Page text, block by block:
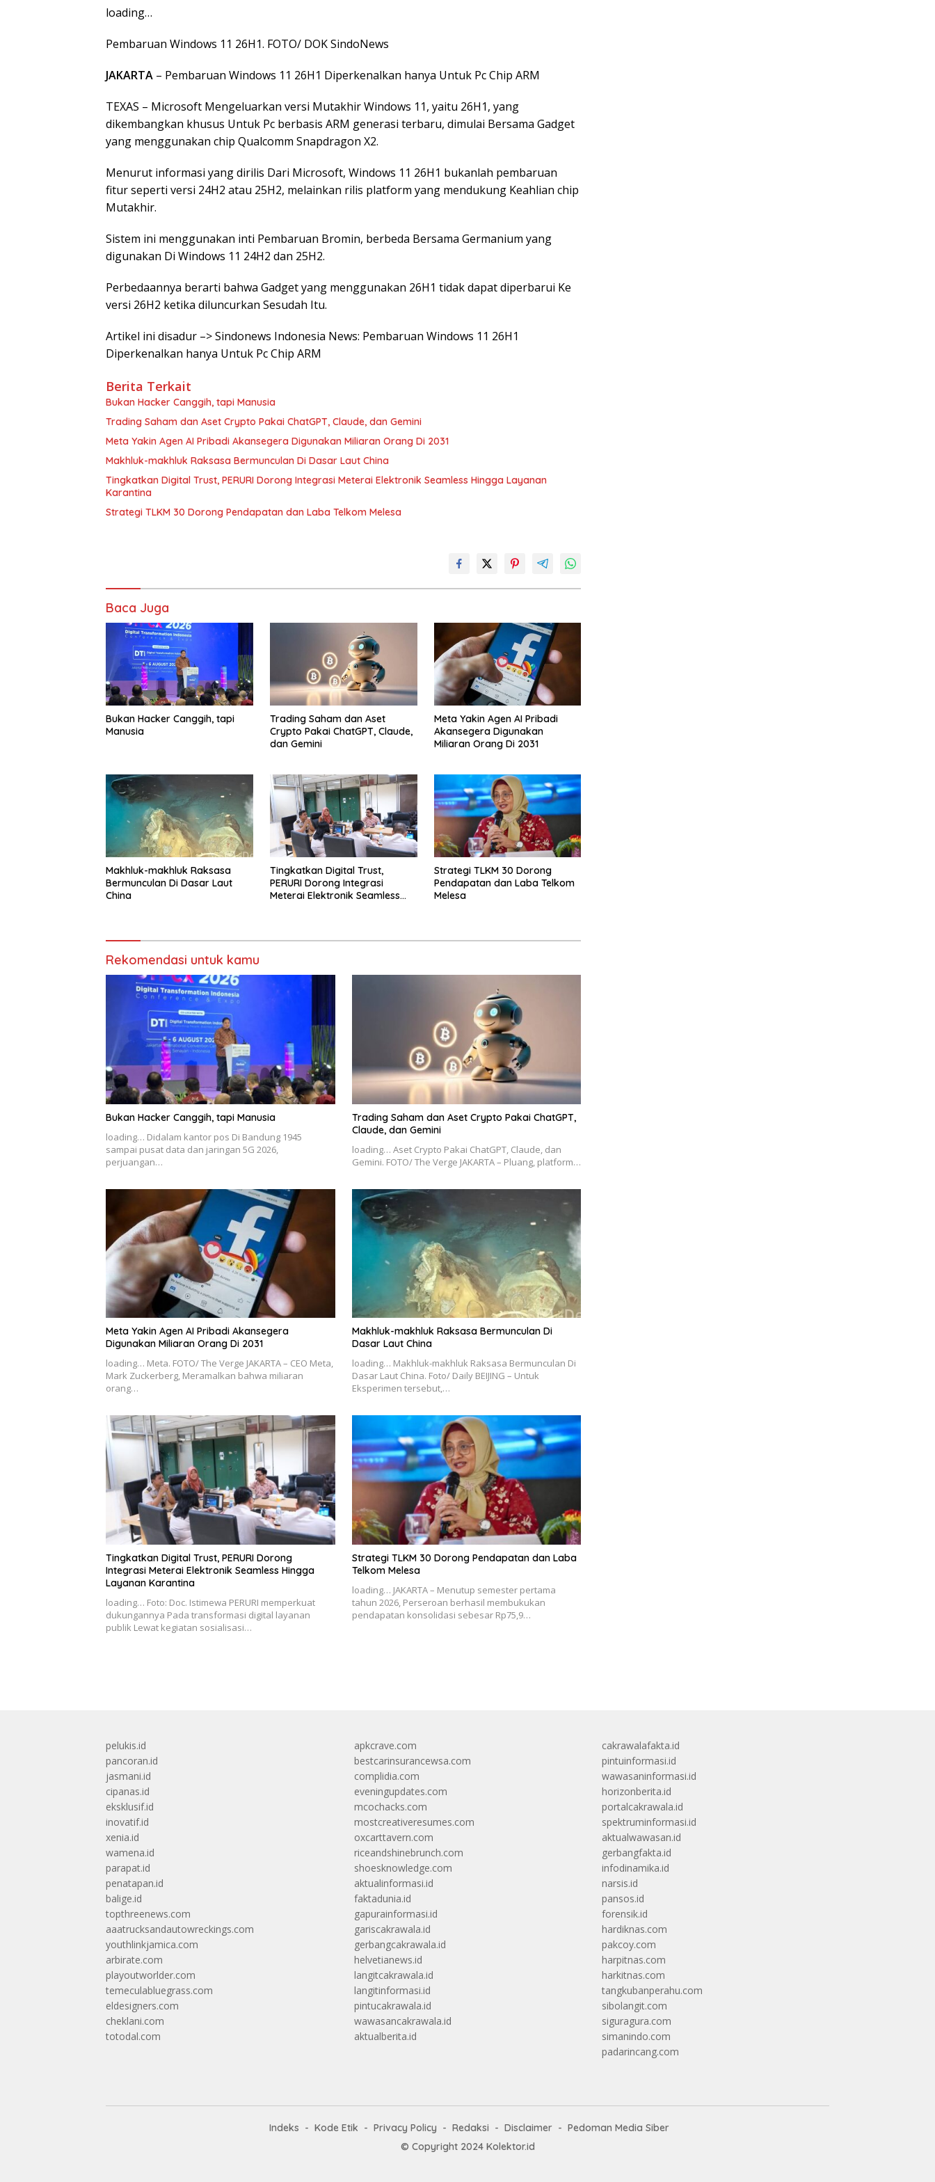
loading…
Pembaruan Windows 11 26H1. FOTO/ DOK SindoNews
JAKARTA – Pembaruan Windows 11 26H1 Diperkenalkan hanya Untuk Pc Chip ARM
TEXAS – Microsoft Mengeluarkan versi Mutakhir Windows 11, yaitu 26H1, yang
dikembangkan khusus Untuk Pc berbasis ARM generasi terbaru, dimulai Bersama Gadget
yang menggunakan chip Qualcomm Snapdragon X2.
Menurut informasi yang dirilis Dari Microsoft, Windows 11 26H1 bukanlah pembaruan
fitur seperti versi 24H2 atau 25H2, melainkan rilis platform yang mendukung Keahlian chip
Mutakhir.
Sistem ini menggunakan inti Pembaruan Bromin, berbeda Bersama Germanium yang
digunakan Di Windows 11 24H2 dan 25H2.
Perbedaannya berarti bahwa Gadget yang menggunakan 26H1 tidak dapat diperbarui Ke
versi 26H2 ketika diluncurkan Sesudah Itu.
Artikel ini disadur –> Sindonews Indonesia News: Pembaruan Windows 11 26H1
Diperkenalkan hanya Untuk Pc Chip ARM
Berita Terkait
Bukan Hacker Canggih, tapi Manusia
Trading Saham dan Aset Crypto Pakai ChatGPT, Claude, dan Gemini
Meta Yakin Agen AI Pribadi Akansegera Digunakan Miliaran Orang Di 2031
Makhluk-makhluk Raksasa Bermunculan Di Dasar Laut China
Tingkatkan Digital Trust, PERURI Dorong Integrasi Meterai Elektronik Seamless Hingga Layanan
Karantina
Strategi TLKM 30 Dorong Pendapatan dan Laba Telkom Melesa
Baca Juga
Bukan Hacker Canggih, tapi
Manusia
Trading Saham dan Aset
Crypto Pakai ChatGPT, Claude,
dan Gemini
Meta Yakin Agen AI Pribadi
Akansegera Digunakan
Miliaran Orang Di 2031
Makhluk-makhluk Raksasa
Bermunculan Di Dasar Laut
China
Tingkatkan Digital Trust,
PERURI Dorong Integrasi
Meterai Elektronik Seamless
Strategi TLKM 30 Dorong
Pendapatan dan Laba Telkom
Melesa
Rekomendasi untuk kamu
Bukan Hacker Canggih, tapi Manusia
loading… Didalam kantor pos Di Bandung 1945
sampai pusat data dan jaringan 5G 2026,
perjuangan…
Trading Saham dan Aset Crypto Pakai ChatGPT,
Claude, dan Gemini
loading… Aset Crypto Pakai ChatGPT, Claude, dan
Gemini. FOTO/ The Verge JAKARTA – Pluang, platform…
Meta Yakin Agen AI Pribadi Akansegera
Digunakan Miliaran Orang Di 2031
loading… Meta. FOTO/ The Verge JAKARTA – CEO Meta,
Mark Zuckerberg, Meramalkan bahwa miliaran
orang…
Makhluk-makhluk Raksasa Bermunculan Di
Dasar Laut China
loading… Makhluk-makhluk Raksasa Bermunculan Di
Dasar Laut China. Foto/ Daily BEIJING – Untuk
Eksperimen tersebut,…
Tingkatkan Digital Trust, PERURI Dorong
Integrasi Meterai Elektronik Seamless Hingga
Layanan Karantina
loading… Foto: Doc. Istimewa PERURI memperkuat
dukungannya Pada transformasi digital layanan
publik Lewat kegiatan sosialisasi…
Strategi TLKM 30 Dorong Pendapatan dan Laba
Telkom Melesa
loading… JAKARTA – Menutup semester pertama
tahun 2026, Perseroan berhasil membukukan
pendapatan konsolidasi sebesar Rp75,9…
pelukis.id
pancoran.id
jasmani.id
cipanas.id
eksklusif.id
inovatif.id
xenia.id
wamena.id
parapat.id
penatapan.id
balige.id
topthreenews.com
aaatrucksandautowreckings.com
youthlinkjamica.com
arbirate.com
playoutworlder.com
temeculabluegrass.com
eldesigners.com
cheklani.com
totodal.com
apkcrave.com
bestcarinsurancewsa.com
complidia.com
eveningupdates.com
mcochacks.com
mostcreativeresumes.com
oxcarttavern.com
riceandshinebrunch.com
shoesknowledge.com
aktualinformasi.id
faktadunia.id
gapurainformasi.id
gariscakrawala.id
gerbangcakrawala.id
helvetianews.id
langitcakrawala.id
langitinformasi.id
pintucakrawala.id
wawasancakrawala.id
aktualberita.id
cakrawalafakta.id
pintuinformasi.id
wawasaninformasi.id
horizonberita.id
portalcakrawala.id
spektruminformasi.id
aktualwawasan.id
gerbangfakta.id
infodinamika.id
narsis.id
pansos.id
forensik.id
hardiknas.com
pakcoy.com
harpitnas.com
harkitnas.com
tangkubanperahu.com
sibolangit.com
siguragura.com
simanindo.com
padarincang.com
Indeks Kode Etik Privacy Policy Redaksi Disclaimer
Pedoman Media Siber
© Copyright 2024 Kolektor.id